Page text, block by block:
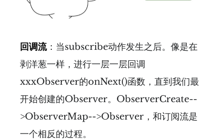
回调流：当subscribe动作发生之后。像是在
剥洋葱一样，进行一层一层回调
xxxObserver的onNext()函数，直到我们最
开始创建的Observer。ObserverCreate--
>ObserverMap-->Observer，和订阅流是
一个相反的过程。